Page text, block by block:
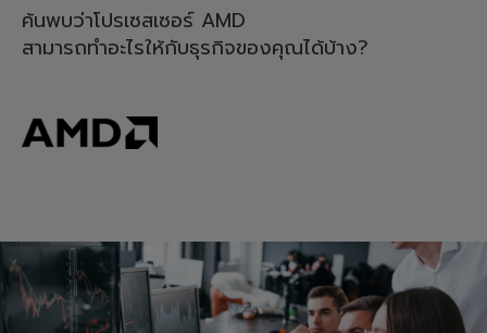
ค้นพบว่าโปรเซสเซอร์ AMD
สามารถทำอะไรให้กับธุรกิจของคุณได้บ้าง?